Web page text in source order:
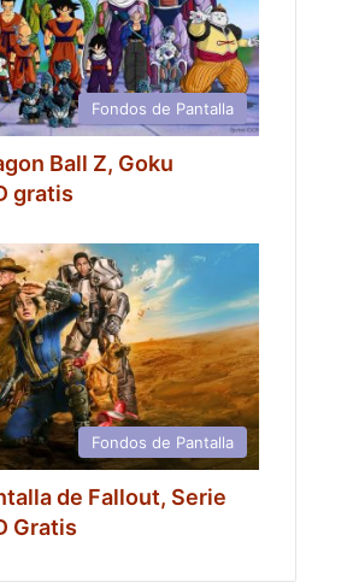
Fondos de Pantalla
Ball Z, Goku
gratis
Fondos de Pantalla
de Fallout, Serie
Gratis